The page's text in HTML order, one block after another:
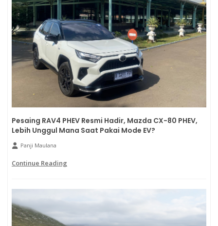
Pesaing RAV4 PHEV Resmi Hadir, Mazda CX-80 PHEV,
Lebih Unggul Mana Saat Pakai Mode EV?
Panji Maulana
Continue Reading